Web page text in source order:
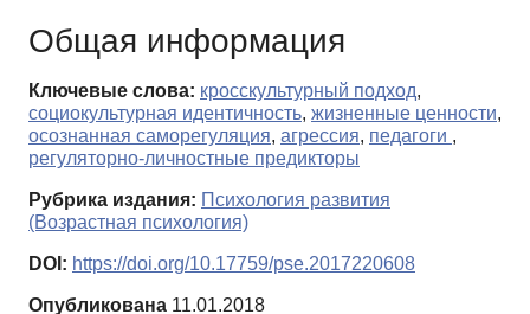
Общая информация
Ключевые слова: кросскультурный подход,
социокультурная идентичность, жизненные ценности,
осознанная саморегуляция, агрессия, педагоги ,
регуляторно-личностные предикторы
Рубрика издания: Психология развития
(Возрастная психология)
DOI: https://doi.org/10.17759/pse.2017220608
Опубликована 11.01.2018